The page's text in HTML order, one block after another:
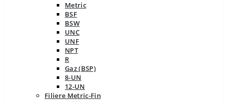
Metric
BSF
BSW
UNC
UNF
NPT
R
Gaz (BSP)
8-UN
12-UN
Filiere Metric-Fin